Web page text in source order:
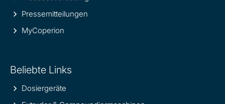
Pressemitteilungen
MyCoperion
Beliebte Links
Dosiergeräte